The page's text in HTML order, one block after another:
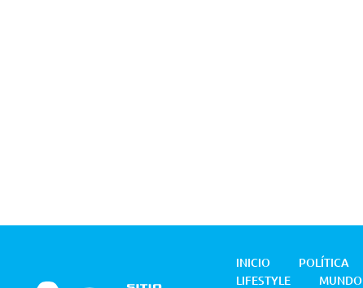
INICIO POLÍTICA
LIFESTYLE
MUNDO